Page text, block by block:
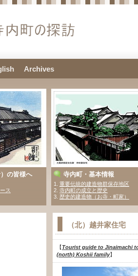
の皆様へ
ス
寺内町・基本情報
1. 重要伝統的建造物群保存地区
2. 寺内町の成立と歴史
3. 歴史的建造物（お寺・町家）
（北）越井家住宅
【Tourist guide to Jinaimachi
(north) Koshii family】
Archives